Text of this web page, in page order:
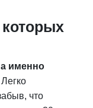
а именно
Легко
что